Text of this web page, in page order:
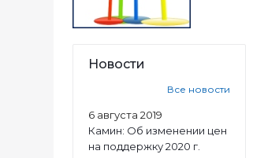
Новости
Все новости
6 августа 2019
Камин: Об изменении цен
на поддержку 2020 г.